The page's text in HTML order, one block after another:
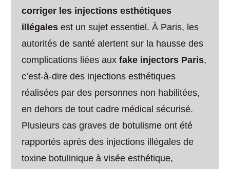
corriger les injections esthétiques
illégales est un sujet essentiel. À Paris, les
autorités de santé alertent sur la hausse des
complications liées auxfake injectors Paris,
c’est-à-dire des injections esthétiques
réalisées par des personnes non habilitées,
en dehors de tout cadre médical sécurisé.
Plusieurs cas graves de botulisme ont été
rapportés après des injections illégales de
toxine botulinique à visée esthétique,